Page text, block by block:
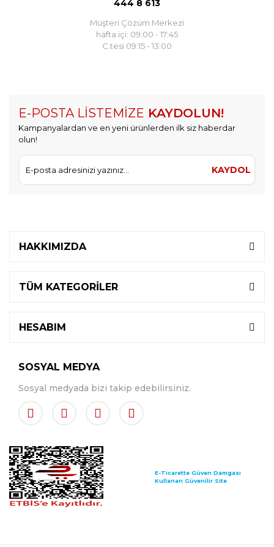
444 8 613
Müşteri Çözüm Merkezi
hafta içi: 09:00 - 17:45
C.tesi 09:15 - 13:00
E-POSTA LİSTEMİZE KAYDOLUN!
Kampanyalardan ve en yeni ürünlerden ilk siz haberdar
olun!
KAYDOL
HAKKIMIZDA
TÜM KATEGORİLER
HESABIM
SOSYAL MEDYA
Sosyal medyada bizi takip edebilirsiniz.
E-Ticarette Güven Damgası
Kullanan Güvenilir Site